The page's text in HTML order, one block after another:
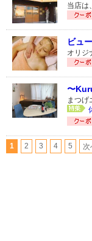
当店は
ビュ
オリジ
〜
まつげ
1 2 3 4 5 次